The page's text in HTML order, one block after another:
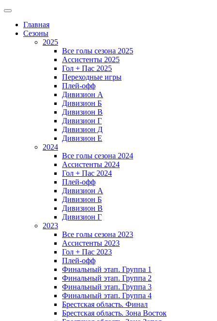
Главная
Сезоны
2025
Все голы сезона 2025
Ассистенты 2025
Гол + Пас 2025
Переходные игры
Плей-офф
Дивизион A
Дивизион Б
Дивизион В
Дивизион Г
Дивизион Д
Дивизион Е
2024
Все голы сезона 2024
Ассистенты 2024
Гол + Пас 2024
Плей-офф
Дивизион A
Дивизион Б
Дивизион В
Дивизион Г
2023
Все голы сезона 2023
Ассистенты 2023
Гол + Пас 2023
Плей-офф
Финальный этап. Группа 1
Финальный этап. Группа 2
Финальный этап. Группа 3
Финальный этап. Группа 4
Брестская область. Финал
Брестская область. Зона Восток